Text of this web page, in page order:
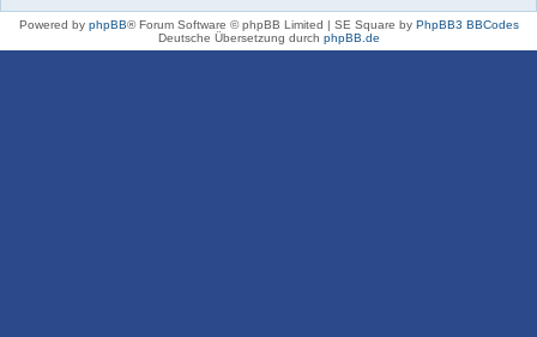
Powered by phpBB® Forum Software © phpBB Limited | SE Square by PhpBB3 BBCodes
Deutsche Übersetzung durch phpBB.de